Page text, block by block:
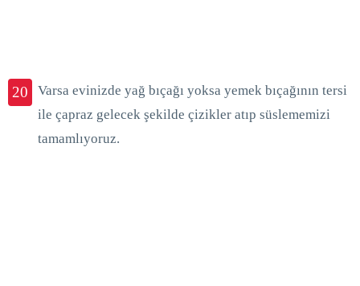
20
Varsa evinizde yağ bıçağı yoksa yemek bıçağının tersi
ile çapraz gelecek şekilde çizikler atıp süslememizi
tamamlıyoruz.